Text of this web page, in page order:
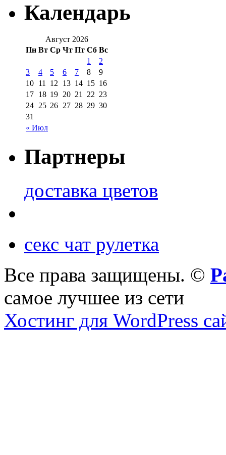
Календарь
Август 2026
Пн Вт Ср Чт Пт Сб Вс
« Июл
1
2
3
4 5 6 7 8
9
10 11 12 13 14 15 16
17 18 19 20 21 22 23
24 25 26 27 28 29 30
31
Партнеры
доставка цветов
секс чат рулетка
Все права защищены. ©
самое лучшее из сети
Хостинг для WordPress